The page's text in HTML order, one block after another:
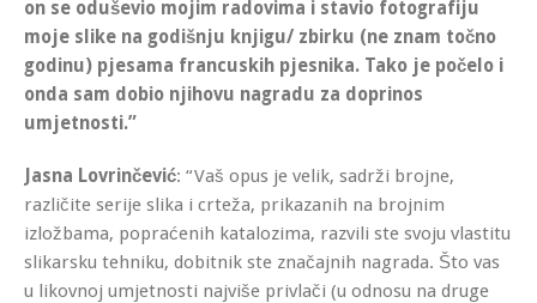
on se oduševio mojim radovima i stavio fotografiju
moje slike na godišnju knjigu/ zbirku (ne znam točno
godinu) pjesama francuskih pjesnika. Tako je počelo i
onda sam dobio njihovu nagradu za doprinos
umjetnosti.”
Jasna Lovrinčević: “Vaš opus je velik, sadrži brojne,
različite serije slika i crteža, prikazanih na brojnim
izložbama, popraćenih katalozima, razvili ste svoju vlastitu
slikarsku tehniku, dobitnik ste značajnih nagrada. Što vas
u likovnoj umjetnosti najviše privlači (u odnosu na druge